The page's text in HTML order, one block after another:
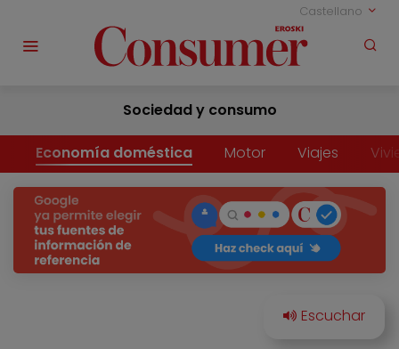
Castellano
Sociedad y consumo
Economía doméstica Motor Viajes